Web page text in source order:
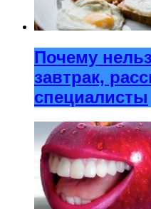
Почему
завтрак,
специалисты